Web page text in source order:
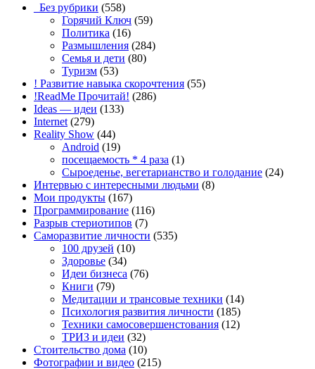
_Без рубрики (558)
Горячий Ключ (59)
Политика (16)
Размышления (284)
Семья и дети (80)
Туризм (53)
! Развитие навыка скорочтения (55)
!ReadMe Прочитай! (286)
Ideas — идеи (133)
Internet (279)
Reality Show (44)
Android (19)
посещаемость * 4 раза (1)
Сыроеденье, вегетарианство и голодание (24)
Интервью с интересными людьми (8)
Мои продукты (167)
Программирование (116)
Разрыв стериотипов (7)
Саморазвитие личности (535)
100 друзей (10)
Здоровье (34)
Идеи бизнеса (76)
Книги (79)
Медитации и трансовые техники (14)
Психология развития личности (185)
Техники самосовершенстования (12)
ТРИЗ и идеи (32)
Стоительство дома (10)
Фотографии и видео (215)